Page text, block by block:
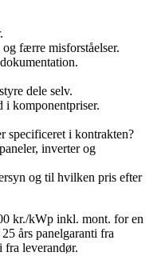
færre misforståelser.
dele selv.
i komponentpriser.
specificeret i kontrakten?
inverter og
og til hvilken pris efter
kr./kWp inkl. mont. for en
års panelgaranti fra
fra leverandør.